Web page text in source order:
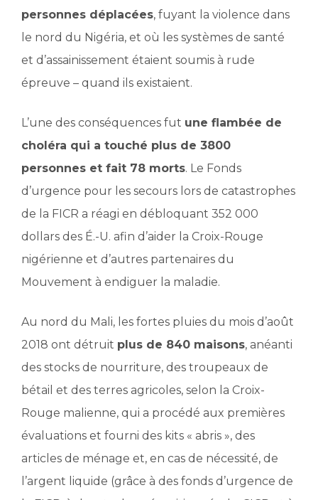
personnes déplacées, fuyant la violence dans
le nord du Nigéria, et où les systèmes de santé
et d’assainissement étaient soumis à rude
épreuve – quand ils existaient.
L’une des conséquences fut une flambée de
choléra qui a touché plus de 3800
personnes et fait 78 morts. Le Fonds
d’urgence pour les secours lors de catastrophes
de la FICR a réagi en débloquant 352 000
dollars des É.-U. afin d’aider la Croix-Rouge
nigérienne et d’autres partenaires du
Mouvement à endiguer la maladie.
Au nord du Mali, les fortes pluies du mois d’août
2018 ont détruit plus de 840 maisons, anéanti
des stocks de nourriture, des troupeaux de
bétail et des terres agricoles, selon la Croix-
Rouge malienne, qui a procédé aux premières
évaluations et fourni des kits « abris », des
articles de ménage et, en cas de nécessité, de
l’argent liquide (grâce à des fonds d’urgence de